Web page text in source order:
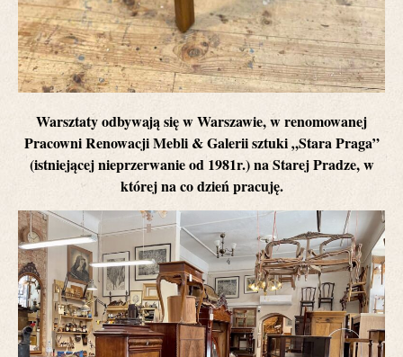
Warsztaty odbywają się w Warszawie, w renomowanej
Pracowni Renowacji Mebli & Galerii sztuki „Stara Praga”
(istniejącej nieprzerwanie od 1981r.) na Starej Pradze, w
której na co dzień pracuję.